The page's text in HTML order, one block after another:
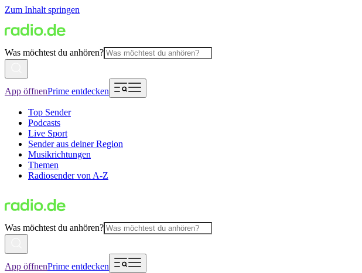
Zum Inhalt springen
Was möchtest du anhören?
App öffnenPrime entdecken
Top Sender
Podcasts
Live Sport
Sender aus deiner Region
Musikrichtungen
Themen
Radiosender von A-Z
Was möchtest du anhören?
App öffnenPrime entdecken